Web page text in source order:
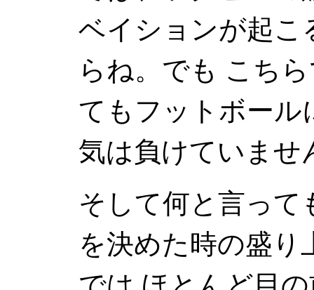
ベイションが起こ
らね。でも こち
てもフットボール
気は負けていませ
そして何と言って
を決めた時の盛